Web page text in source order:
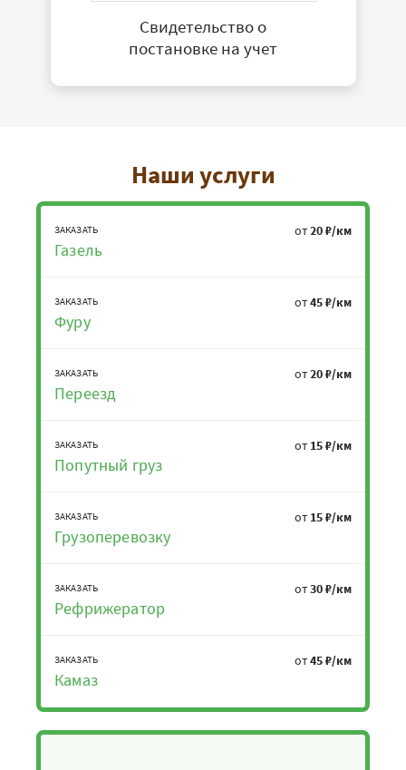
Свидетельство о
постановке на учет
Наши услуги
ЗАКАЗАТЬ
Газель
от20 ₽/км
ЗАКАЗАТЬ
Фуру
от45 ₽/км
ЗАКАЗАТЬ
Переезд
от20 ₽/км
ЗАКАЗАТЬ
Попутный груз
от 15 ₽/км
ЗАКАЗАТЬ
Грузоперевозку
от 15 ₽/км
ЗАКАЗАТЬ
Рефрижератор
от30 ₽/км
ЗАКАЗАТЬ
Камаз
от45 ₽/км